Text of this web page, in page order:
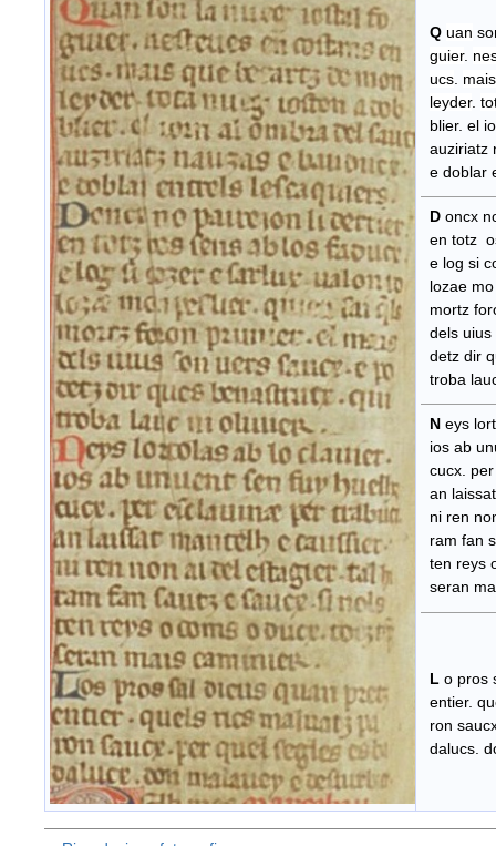
Q uan
guier.
ucs mais
leyder.
blier. el
auziriatz
e doblar
D oncx
en totz
e log si
lozae
mortz
dels
detz dir
troba
N eys
ios ab
cucx.
an
ni ren
ram fan
ten reys
seran
L o pros
entier.
ron
dalucs.